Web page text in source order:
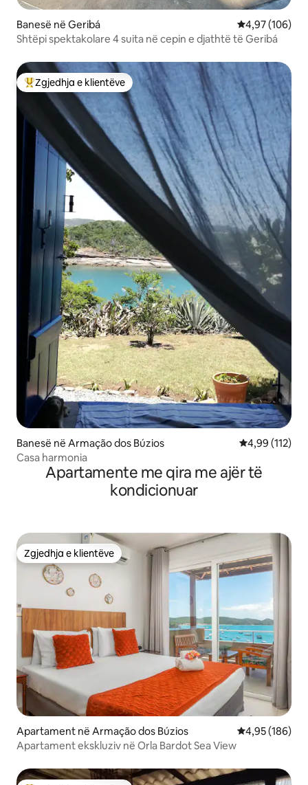
Banesë në Geribá Vlerësimi
4,97 (106)
Shtëpi spektakolare 4 suita në cepin e djathtë të Geribá
Më të mirat e zgjedhjeve të klientëve
Zgjedhja e klientëve
Banesë në Armação dos Búzios Vlerësimi
4,99 (112)
Casa harmonia
Apartamente me qira me ajër të
kondicionuar
Zgjedhja e klientëve
Zgjedhja e klientëve
Apartament në Armação dos Búzios Vlerësimi
4,95 (186)
Apartament ekskluziv në Orla Bardot Sea View